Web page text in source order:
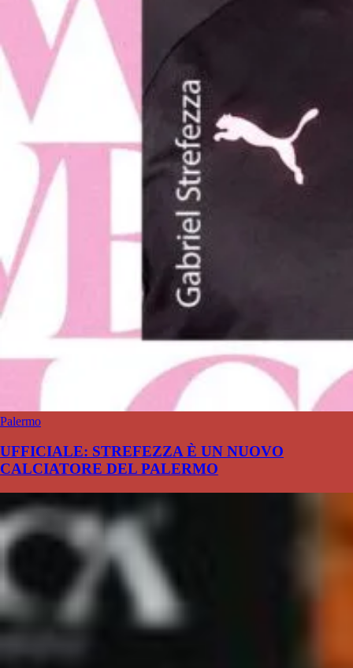
Palermo
UFFICIALE: STREFEZZA È UN NUOVO
CALCIATORE DEL PALERMO